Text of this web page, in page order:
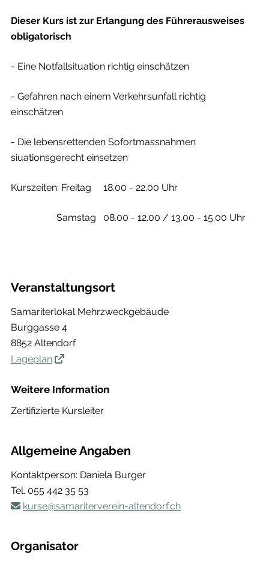
Dieser Kurs ist zur Erlangung des Führerausweises
obligatorisch
- Eine Notfallsituation richtig einschätzen
- Gefahren nach einem Verkehrsunfall richtig
einschätzen
- Die lebensrettenden Sofortmassnahmen
siuationsgerecht einsetzen
Kurszeiten: Freitag 18.00 - 22.00 Uhr
Samstag 08.00 - 12.00 / 13.00 - 15.00 Uhr
Veranstaltungsort
Samariterlokal Mehrzweckgebäude
Burggasse 4
8852 Altendorf
Lageplan
Weitere Information
Zertifizierte Kursleiter
Allgemeine Angaben
Kontaktperson: Daniela Burger
Tel. 055 442 35 53
kurse@samariterverein-altendorf.ch
Organisator